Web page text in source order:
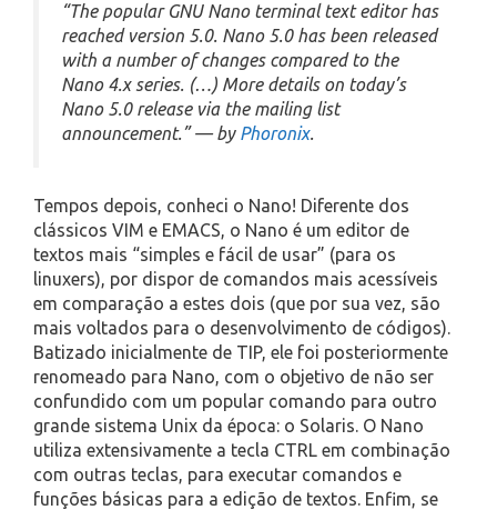
“The popular GNU Nano terminal text editor has
reached version 5.0. Nano 5.0 has been released
with a number of changes compared to the
Nano 4.x series. (…) More details on today’s
Nano 5.0 release via the mailing list
announcement.” — by Phoronix.
Tempos depois, conheci o Nano! Diferente dos
clássicos VIM e EMACS, o Nano é um editor de
textos mais “simples e fácil de usar” (para os
linuxers), por dispor de comandos mais acessíveis
em comparação a estes dois (que por sua vez, são
mais voltados para o desenvolvimento de códigos).
Batizado inicialmente de TIP, ele foi posteriormente
renomeado para Nano, com o objetivo de não ser
confundido com um popular comando para outro
grande sistema Unix da época: o Solaris. O Nano
utiliza extensivamente a tecla CTRL em combinação
com outras teclas, para executar comandos e
funções básicas para a edição de textos. Enfim, se